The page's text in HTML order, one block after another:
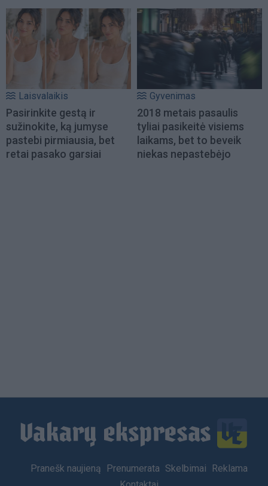
Laisvalaikis
Pasirinkite gestą ir
sužinokite, ką jumyse
pastebi pirmiausia, bet
retai pasako garsiai
Gyvenimas
2018 metais pasaulis
tyliai pasikeitė visiems
laikams, bet to beveik
niekas nepastebėjo
Footer
Pranešk naujieną Prenumerata Skelbimai
Reklama